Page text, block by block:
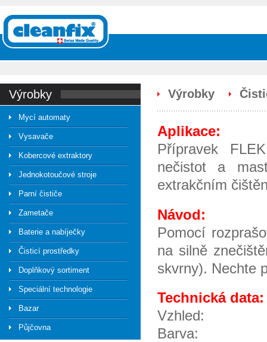
výrobky
Mycí automaty
Vysavače
Kobercové extraktory
Jednokotoučové stroje
Parní čističe
Zametače
Baterie a nabíječky
Čisticí prostředky
Doplňkový sortiment
Speciální technologie
Bazar
Půjčovna
Výrobky
Aplikace:
Přípravek
nečistot a
extrakčním
Návod:
Pomocí
na silně
skvrny). Nechte
Technická data: